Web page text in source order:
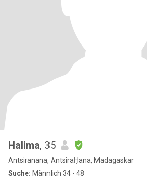
Halima, 35
Antsiranana, AntsiraḤana, Madagaskar
Suche: Männlich 34 - 48